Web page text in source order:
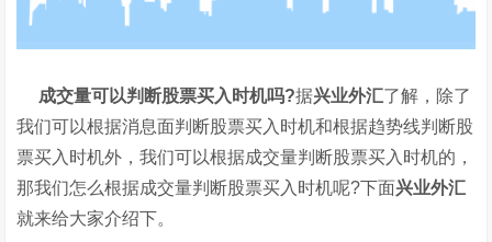
成交量可以判断股票买入时机吗?据兴业外汇了解，除了
我们可以根据消息面判断股票买入时机和根据趋势线判断股
票买入时机外，我们可以根据成交量判断股票买入时机的，
那我们怎么根据成交量判断股票买入时机呢?下面兴业外汇
就来给大家介绍下。